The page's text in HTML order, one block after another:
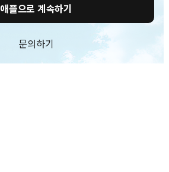
애플으로 계속하기
문의하기